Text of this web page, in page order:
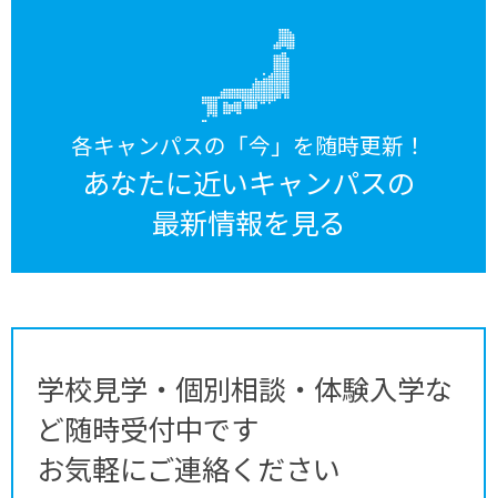
各キャンパスの「今」を随時更新！
あなたに近いキャンパスの
最新情報を見る
学校見学・個別相談・体験入学な
ど随時受付中です
お気軽にご連絡ください